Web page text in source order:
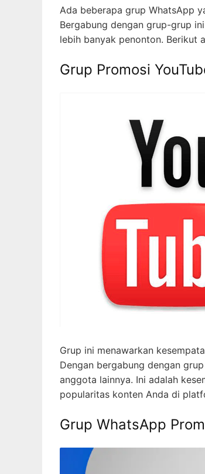
Ada beberapa grup WhatsApp
Bergabung dengan grup-grup
lebih banyak penonton. Berikut
Grup Promosi
Grup ini menawarkan
Dengan bergabung dengan
anggota lainnya. Ini adalah
popularitas konten Anda di
Grup WhatsApp